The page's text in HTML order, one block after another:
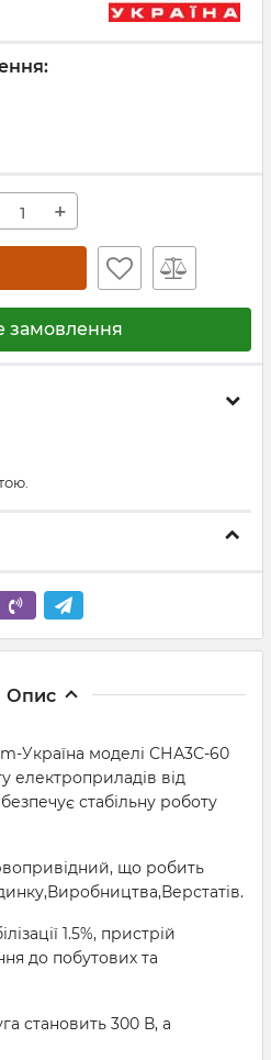
+
замовлення
Опис
Україна моделі СНА3С-60
електроприладів від
стабільну роботу
що робить
1.5%, пристрій
до побутових та
становить 300 В, а